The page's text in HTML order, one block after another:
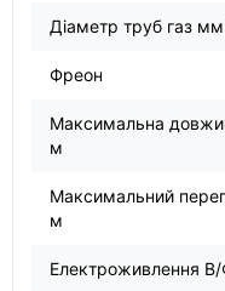
Діаметр труб газ
Фреон
Максимальна
м
Максимальний
м
Електроживлення